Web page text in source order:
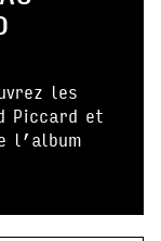
les
Piccard et
l’album